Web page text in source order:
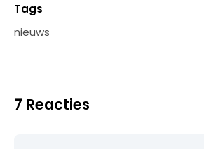
Tags
nieuws
7 Reacties